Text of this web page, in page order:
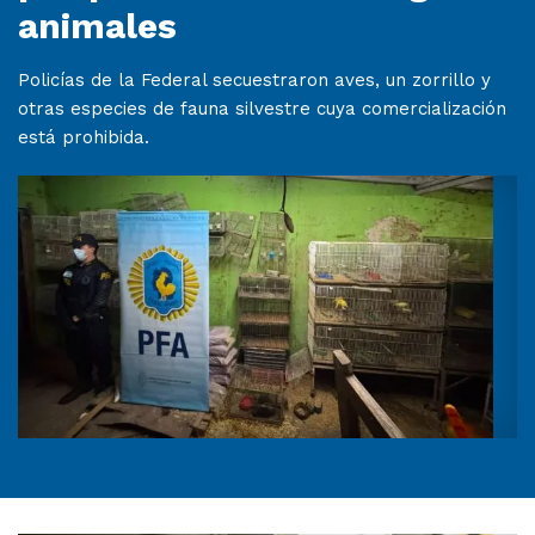
animales
Policías de la Federal secuestraron aves, un zorrillo y
otras especies de fauna silvestre cuya comercialización
está prohibida.